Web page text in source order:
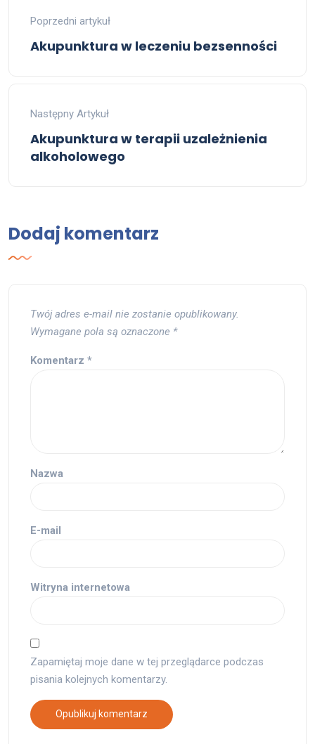
Poprzedni artykuł
Akupunktura w leczeniu bezsenności
Następny Artykuł
Akupunktura w terapii uzależnienia
alkoholowego
Dodaj komentarz
Twój adres e-mail nie zostanie opublikowany.
Wymagane pola są oznaczone *
Komentarz *
Nazwa
E-mail
Witryna internetowa
Zapamiętaj moje dane w tej przeglądarce podczas
pisania kolejnych komentarzy.